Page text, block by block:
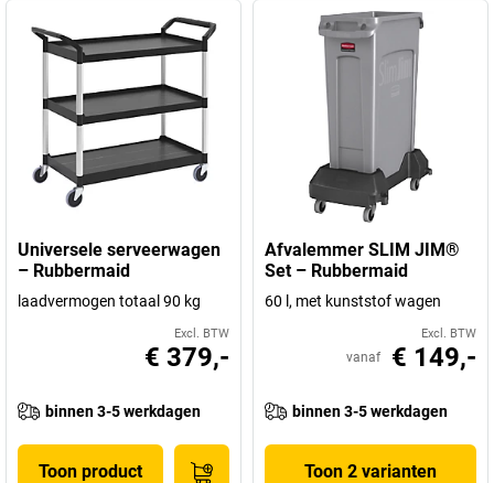
Universele serveerwagen
– Rubbermaid
laadvermogen totaal 90 kg
Excl. BTW
€ 379,-
binnen 3-5 werkdagen
Toon product
Afvalemmer SLIM JIM®
Set – Rubbermaid
60 l, met kunststof wagen
Excl. BTW
vanaf € 149,-
binnen 3-5 werkdagen
Toon 2 varianten